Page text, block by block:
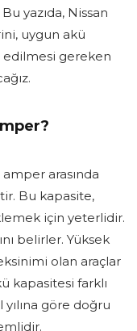
yazıda, Nissan
uygun akü
edilmesi gereken
arasında
Bu kapasite,
için yeterlidir.
belirler. Yüksek
olan araçlar
kapasitesi farklı
göre doğru